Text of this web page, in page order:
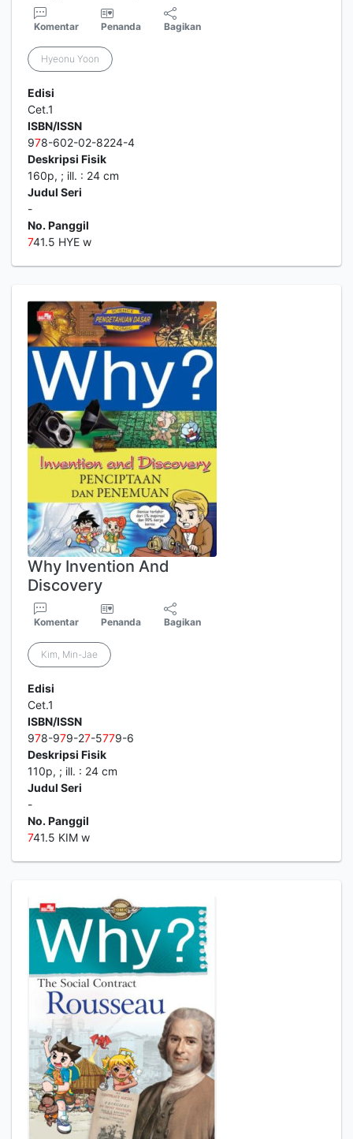
Komentar Penanda Bagikan
Hyeonu Yoon
Edisi
Cet.1
ISBN/ISSN
978-602-02-8224-4
Deskripsi Fisik
160p, ; ill. : 24 cm
Judul Seri
-
No. Panggil
741.5 HYE w
Why Invention And
Discovery
Komentar Penanda Bagikan
Kim, Min-Jae
Edisi
Cet.1
ISBN/ISSN
978-979-27-5779-6
Deskripsi Fisik
110p, ; ill. : 24 cm
Judul Seri
-
No. Panggil
741.5 KIM w